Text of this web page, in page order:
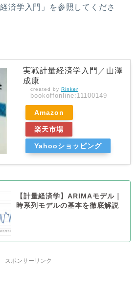
済学入門」を参照してくださ
実戦計量経済学入門／山澤
成康
created by Rinker
bookoffonline:11100149
Amazon
楽天市場
Yahooショッピング
【計量経済学】ARIMAモデル｜
時系列モデルの基本を徹底解説
スポンサーリンク